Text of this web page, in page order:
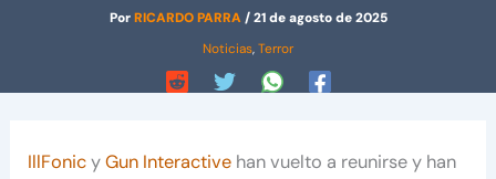
PorRICARDO PARRA/21 de agosto de 2025
Noticias,Terror
IllFonicyGun Interactive han vuelto a reunirse y han